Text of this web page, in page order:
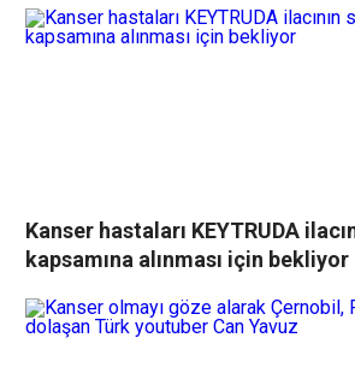
Kanser hastaları KEYTRUDA
kapsamına alınması için bekliyor